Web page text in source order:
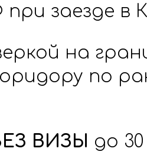
при заезде
на
по
ВИЗЫ до